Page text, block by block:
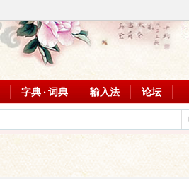
字典 · 词典 输入法 论坛